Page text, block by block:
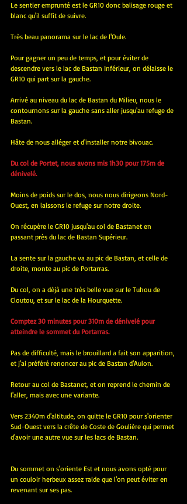
Le sentier emprunté est le GR10 donc balisage rouge et
blanc qu'il suffit de suivre.
Très beau panorama sur le lac de l'Oule.
Pour gagner un peu de temps, et pour éviter de
descendre vers le lac de Bastan Inférieur, on délaisse le
GR10 qui part sur la gauche.
Arrivé au niveau du lac de Bastan du Milieu, nous le
contournons sur la gauche sans aller jusqu'au refuge de
Bastan.
Hâte de nous alléger et d'installer notre bivouac.
Du col de Portet, nous avons mis 1h30 pour 175m de
dénivelé.
Moins de poids sur le dos, nous nous dirigeons Nord-
Ouest, en laissons le refuge sur notre droite.
On récupère le GR10 jusqu'au col de Bastanet en
passant près du lac de Bastan Supérieur.
La sente sur la gauche va au pic de Bastan, et celle de
droite, monte au pic de Portarras.
Du col, on a déjà une très belle vue sur le Tuhou de
Cloutou, et sur le lac de la Hourquette.
Comptez 30 minutes pour 310m de dénivelé pour
atteindre le sommet du Portarras.
Pas de difficulté, mais le brouillard a fait son apparition,
et j'ai préféré renoncer au pic de Bastan d'Aulon.
Retour au col de Bastanet, et on reprend le chemin de
l'aller, mais avec une variante.
Vers 2340m d'altitude, on quitte le GR10 pour s'orienter
Sud-Ouest vers la crête de Coste de Goulière qui permet
d'avoir une autre vue sur les lacs de Bastan.
Du sommet on s'oriente Est et nous avons opté pour
un couloir herbeux assez raide que l'on peut éviter en
revenant sur ses pas.